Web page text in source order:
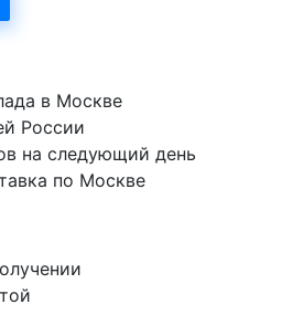
в Москве
России
на следующий день
по Москве